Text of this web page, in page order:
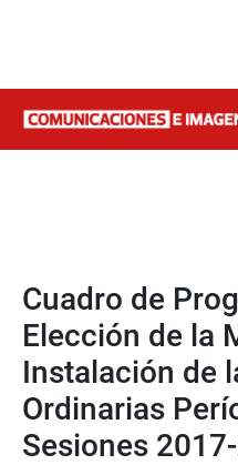
Cuadro de
Elección de la
Instalación de
Ordinarias
Sesiones